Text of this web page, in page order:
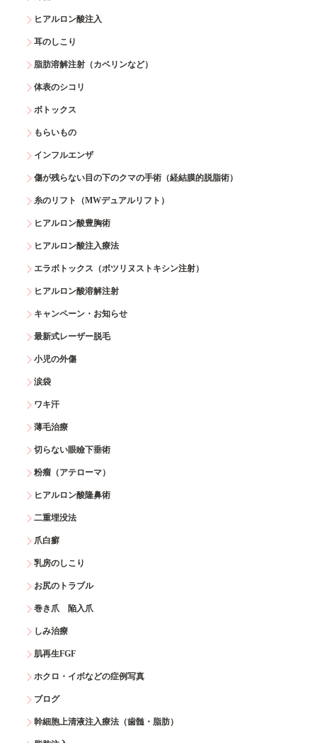
ヒアルロン酸注入
耳のしこり
脂肪溶解注射（カベリンなど）
体表のシコリ
ボトックス
もらいもの
インフルエンザ
傷が残らない目の下のクマの手術（経結膜的脱脂術）
糸のリフト（MWデュアルリフト）
ヒアルロン酸豊胸術
ヒアルロン酸注入療法
エラボトックス（ボツリヌストキシン注射）
ヒアルロン酸溶解注射
キャンペーン・お知らせ
最新式レーザー脱毛
小児の外傷
涙袋
ワキ汗
薄毛治療
切らない眼瞼下垂術
粉瘤（アテローマ）
ヒアルロン酸隆鼻術
二重埋没法
爪白癬
乳房のしこり
お尻のトラブル
巻き爪 陥入爪
しみ治療
肌再生FGF
ホクロ・イボなどの症例写真
ブログ
幹細胞上清液注入療法（歯髄・脂肪）